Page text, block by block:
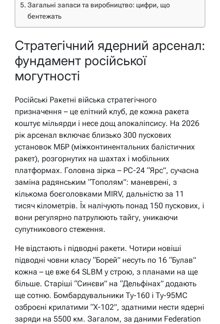
Загальні запаси та виробництво: цифри, що
бентежать
Стратегічний ядерний арсенал:
фундамент російської
могутності
Російські Ракетні війська стратегічного
призначення – це елітний клуб, де кожна ракета
коштує мільярди і несе дощ апокаліпсису. На 2026
рік арсенал включає близько 300 пускових
установок МБР (міжконтинентальних балістичних
ракет), розгорнутих на шахтах і мобільних
платформах. Головна зірка – РС-24 “Ярс”, сучасна
заміна радянським “Тополям”: маневрені, з
кількома боєголовками MIRV, дальністю за 11
тисяч кілометрів. Їх налічують понад 150 пускових, і
вони регулярно патрулюють тайгу, уникаючи
супутникового стеження.
Не відстають і підводні ракети. Чотири новіші
підводні човни класу “Борей” несуть по 16 “Булав”
кожна – це вже 64 SLBM у строю, з планами на ще
більше. Старіші “Синєви” на “Дельфінах” додають
ще сотню. Бомбардувальники Ту-160 і Ту-95МС
озброєні крилатими “Х-102”, здатними нести ядерні
заряди на 5500 км. Загалом, за даними Federation